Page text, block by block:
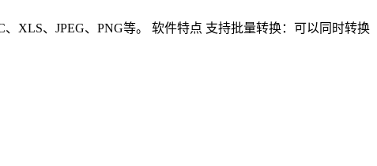
XLS、JPEG、PNG等。 软件特点 支持批量转换：可以同时转换